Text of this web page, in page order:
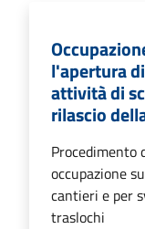
l'apertura
attività di
rilascio
Procedimento
occupazione
cantieri e per
traslochi